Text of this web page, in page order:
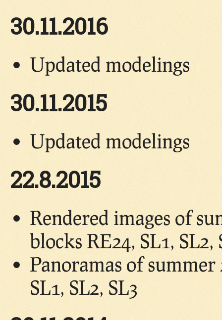
30.11.2016
Updated modelings
30.11.2015
Updated modelings
22.8.2015
Rendered images of
blocks RE24, SL1,
Panoramas of
SL1, SL2, SL3